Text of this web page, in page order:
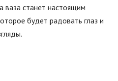
ваза станет настоящим
будет радовать глаз и